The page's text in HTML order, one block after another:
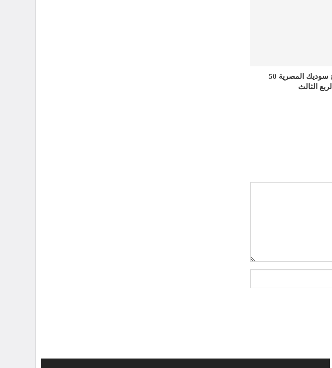
ارتفاع أرباح سوديك المصرية 50
الثالث